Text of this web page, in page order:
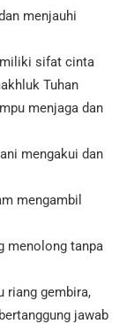
menjauhi
sifat cinta
Tuhan
menjaga dan
mengakui dan
mengambil
menolong tanpa
riang gembira,
jawab